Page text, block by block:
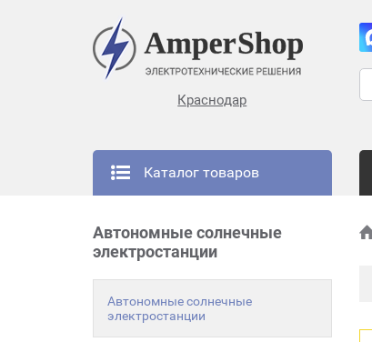
Краснодар
Каталог товаров
Автономные солнечные
электростанции
Автономные солнечные
электростанции